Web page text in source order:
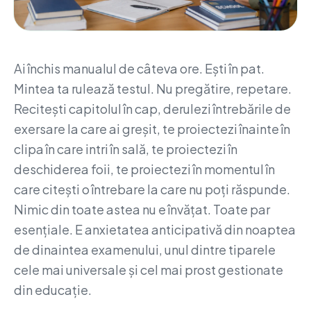
Ai închis manualul de câteva ore. Ești în pat.
Mintea ta rulează testul. Nu pregătire, repetare.
Recitești capitolul în cap, derulezi întrebările de
exersare la care ai greșit, te proiectezi înainte în
clipa în care intri în sală, te proiectezi în
deschiderea foii, te proiectezi în momentul în
care citești o întrebare la care nu poți răspunde.
Nimic din toate astea nu e învățat. Toate par
esențiale. E anxietatea anticipativă din noaptea
de dinaintea examenului, unul dintre tiparele
cele mai universale și cel mai prost gestionate
din educație.